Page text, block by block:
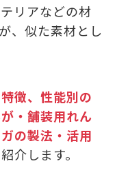
リアなどの材
、似た素材とし
徴、性能別の
・舗装用れん
の製法・活用
介します。